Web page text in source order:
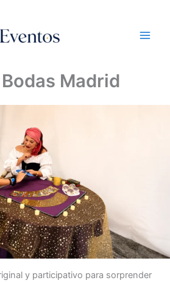
Madrid
y participativo para sorprender